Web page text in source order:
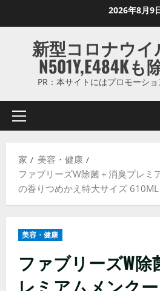
ス
ッ
2026年8月9
新型コロナウイ
N501Y,E484Kも
PR：本サイトにはプロモーシ
プ
マ
リ
メ
ー
家
美容・健康
ファブリーズW除菌＋消臭プレミ
の香りつめかえ特大サイズ 610ML
美容・健康
ファブリーズW除
レミアムメンク